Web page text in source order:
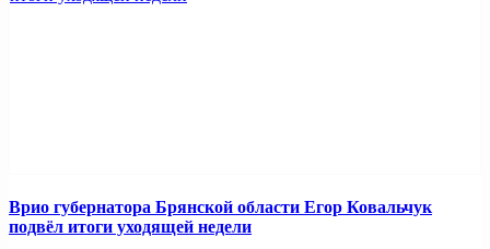
Врио губернатора Брянской области Егор Ковальчук
подвёл итоги уходящей недели